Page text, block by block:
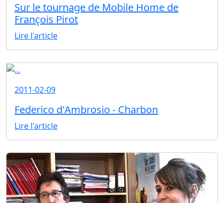
Sur le tournage de Mobile Home de
François Pirot
Lire l'article
2011-02-09
Federico d'Ambrosio - Charbon
Lire l'article